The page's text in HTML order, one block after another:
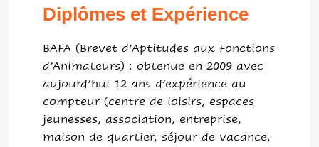
Diplômes et Expérience
BAFA (Brevet d’Aptitudes aux Fonctions
d’Animateurs) : obtenue en 2009 avec
aujourd’hui 12 ans d’expérience au
compteur (centre de loisirs, espaces
jeunesses, association, entreprise,
maison de quartier, séjour de vacance,